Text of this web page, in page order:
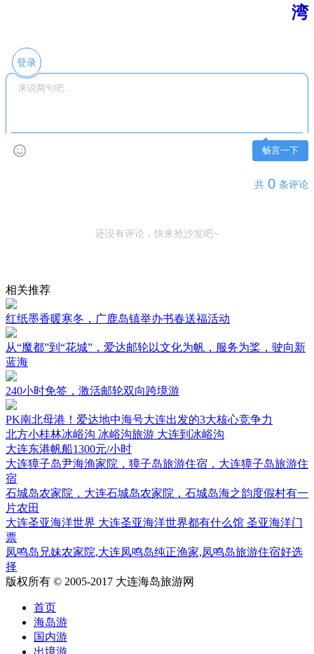
湾
登录
畅言一下
共 0 条评论
还没有评论，快来抢沙发吧~
相关推荐
红纸墨香暖寒冬，广鹿岛镇举办书春送福活动
从“魔都”到“花城”，爱达邮轮以文化为帆，服务为桨，驶向新
蓝海
240小时免签，激活邮轮双向跨境游
PK南北母港！爱达地中海号大连出发的3大核心竞争力
北方小桂林冰峪沟 冰峪沟旅游 大连到冰峪沟
大连东港帆船1300元/小时
大连獐子岛尹海渔家院，獐子岛旅游住宿，大连獐子岛旅游住
宿
石城岛农家院，大连石城岛农家院，石城岛海之韵度假村有一
片农田
大连圣亚海洋世界 大连圣亚海洋世界都有什么馆 圣亚海洋门
票
凤鸣岛兄妹农家院,大连凤鸣岛纯正渔家,凤鸣岛旅游住宿好选
择
版权所有 © 2005-2017 大连海岛旅游网
首页
海岛游
国内游
出境游